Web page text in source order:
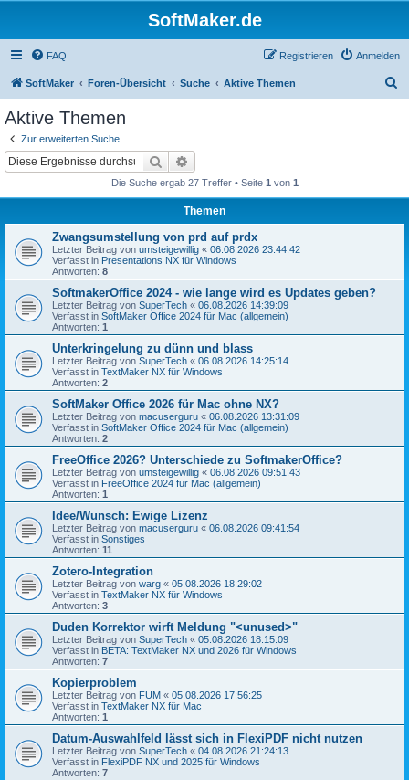
SoftMaker.de
FAQ Anmelden
Registrieren
SoftMaker Foren-Übersicht Suche Aktive Themen
Aktive Themen
Zur erweiterten Suche
Suche
Die Suche ergab 27 Treffer • Seite 1 von 1
Themen
Zwangsumstellung von prd auf prdx
Letzter Beitrag von umsteigewillig « 06.08.2026 23:44:42
Verfasst in Presentations NX für Windows
Antworten: 8
SoftmakerOffice 2024 - wie lange wird es Updates geben?
Letzter Beitrag von SuperTech « 06.08.2026 14:39:09
Verfasst in SoftMaker Office 2024 für Mac (allgemein)
Antworten: 1
Unterkringelung zu dünn und blass
Letzter Beitrag von SuperTech « 06.08.2026 14:25:14
Verfasst in TextMaker NX für Windows
Antworten: 2
SoftMaker Office 2026 für Mac ohne NX?
Letzter Beitrag von macuserguru « 06.08.2026 13:31:09
Verfasst in SoftMaker Office 2024 für Mac (allgemein)
Antworten: 2
FreeOffice 2026? Unterschiede zu SoftmakerOffice?
Letzter Beitrag von umsteigewillig « 06.08.2026 09:51:43
Verfasst in FreeOffice 2024 für Mac (allgemein)
Antworten: 1
Idee/Wunsch: Ewige Lizenz
Letzter Beitrag von macuserguru « 06.08.2026 09:41:54
Verfasst in Sonstiges
Antworten: 11
Zotero-Integration
Letzter Beitrag von warg « 05.08.2026 18:29:02
Verfasst in TextMaker NX für Windows
Antworten: 3
Duden Korrektor wirft Meldung "<unused>"
Letzter Beitrag von SuperTech « 05.08.2026 18:15:09
Verfasst in BETA: TextMaker NX und 2026 für Windows
Antworten: 7
Kopierproblem
Letzter Beitrag von FUM « 05.08.2026 17:56:25
Verfasst in TextMaker NX für Mac
Antworten: 1
Datum-Auswahlfeld lässt sich in FlexiPDF nicht nutzen
Letzter Beitrag von SuperTech « 04.08.2026 21:24:13
Verfasst in FlexiPDF NX und 2025 für Windows
Antworten: 7